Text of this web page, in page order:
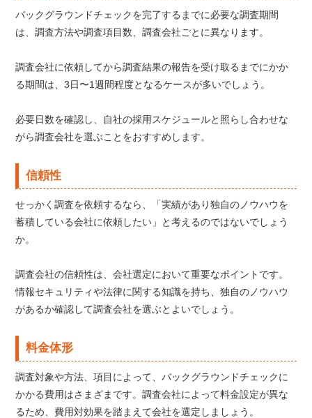
バックグラウンドチェックを完了するまでに必要な調査期間
は、調査方法や調査項目数、調査会社ごとに異なります。
調査会社に依頼してから調査結果の報告を受け取るまでにかか
る期間は、3日〜1週間程度となるケースが多いでしょう。
必要日数を確認し、自社の採用スケジュールと照らし合わせな
がら調査会社を選ぶことをおすすめします。
信頼性
せっかく調査を依頼するなら、「実績があり独自のノウハウを
蓄積している会社に依頼したい」と考えるのではないでしょう
か。
調査会社の信頼性は、会社選定において重要なポイントです。
情報セキュリティや法律に関する知識を持ち、独自のノウハウ
があるか確認して調査会社を選ぶとよいでしょう。
料金体形
調査対象や方法、項目によって、バックグラウンドチェックに
かかる費用はさまざまです。調査会社によって料金設定が異な
るため、費用対効果を踏まえて会社を選定しましょう。